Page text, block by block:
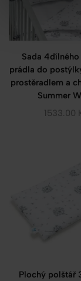
Sada
prádla do
prostěradlem a
Summer
1533.00
Plochý polštář